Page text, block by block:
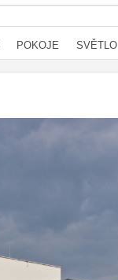
POKOJE SVĚTLO